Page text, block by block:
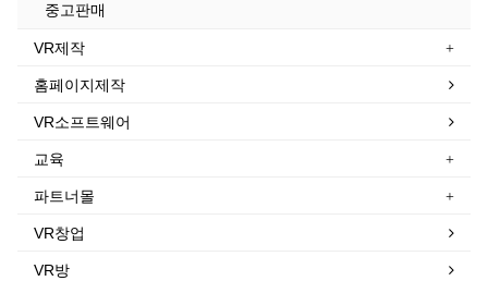
중고판매
VR제작
홈페이지제작
VR소프트웨어
교육
파트너몰
VR창업
VR방